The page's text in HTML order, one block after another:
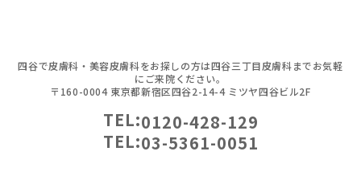
四谷で皮膚科・美容皮膚科をお探しの方は四谷三丁目皮膚科までお気軽
にご来院ください。
〒160-0004 東京都新宿区四谷2-14-4 ミツヤ四谷ビル2F
TEL:0120-428-129
TEL:03-5361-0051